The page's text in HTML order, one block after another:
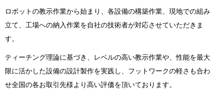
ロボットの教示作業から始まり、各設備の構築作業、現地での組み
立て、工場への納入作業を自社の技術者が対応させていただきま
す。
ティーチング理論に基づき、レベルの高い教示作業や、性能を最大
限に活かした設備の設計製作を実践し、フットワークの軽さも合わ
せ全国の各お取引先様より高い評価を頂いております。